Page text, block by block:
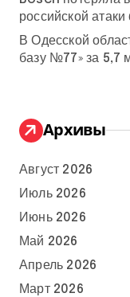
российской атаки
В Одесской
базу №77» за 5,7
Архивы
Август 2026
Июль 2026
Июнь 2026
Май 2026
Апрель 2026
Март 2026